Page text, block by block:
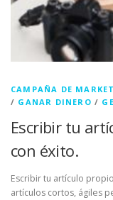
CAMPAÑA DE
/ GANAR DINERO /
Escribir tu
con éxito.
Escribir tu artículo
artículos cortos, ágiles